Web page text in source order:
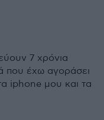
7 χρόνια
που έχω αγοράσει
iphone μου και τα